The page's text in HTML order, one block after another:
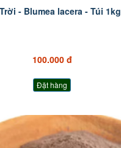
- Blumea lacera - Túi 1kg
100.000 đ
Đặt hàng